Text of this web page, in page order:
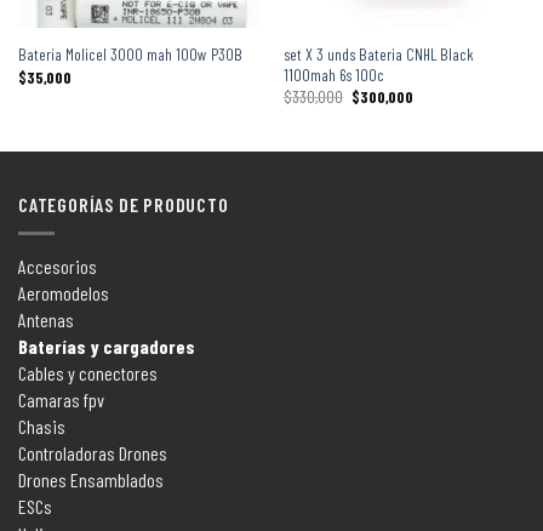
Bateria Molicel 3000 mah 100w P30B
$35,000
set X 3 unds Bateria CNHL Black
1100mah 6s 100c
$330,000 $300,000
CATEGORÍAS DE PRODUCTO
Accesorios
Aeromodelos
Antenas
Baterías y cargadores
Cables y conectores
Camaras fpv
Chasis
Controladoras Drones
Drones Ensamblados
ESCs